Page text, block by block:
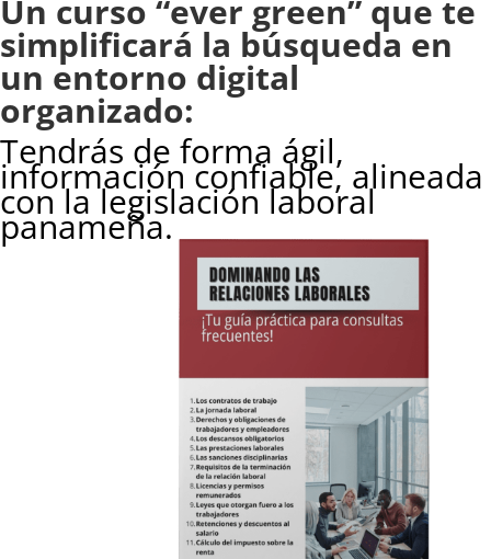
Un curso “ever green” que te
simplificará la búsqueda en
un entorno digital
organizado:
Tendrás de forma ágil,
información confiable, alineada
con la legislación laboral
panameña.